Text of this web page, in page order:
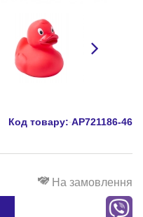
Код товару: AP721186-46
На замовлення